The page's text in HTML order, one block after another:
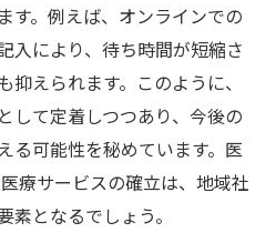
す。例えば、オンラインでの
入により、待ち時間が短縮さ
えられます。このように、
して定着しつつあり、今後の
る可能性を秘めています。医
療サービスの確立は、地域社
となるでしょう。